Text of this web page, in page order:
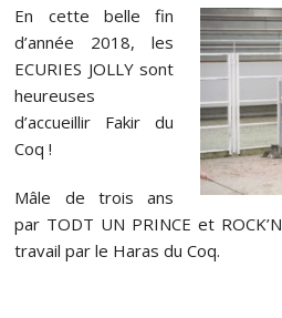
En cette belle fin
d’année 2018, les
ECURIES JOLLY sont
heureuses
d’accueillir Fakir du
Coq !
Mâle de trois ans
par TODT UN PRINCE et
travail par le Haras du Coq.